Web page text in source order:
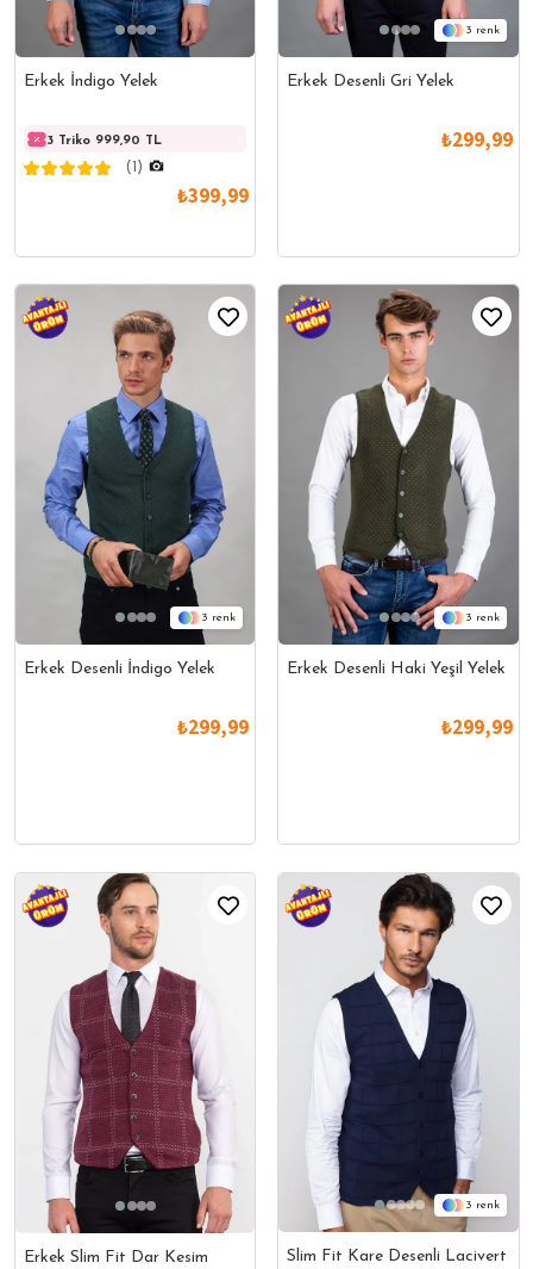
Erkek İndigo Yelek
3 Triko 999,90 TL 3
(1)
₺399,99
3
Erkek Desenli Gri Yelek
₺299,99
3
Erkek Desenli İndigo Yelek
₺299,99
3
Erkek Desenli Haki Yeşil Yelek
₺299,99
Erkek Slim Fit Dar Kesim
3
Slim Fit Kare Desenli Lacivert